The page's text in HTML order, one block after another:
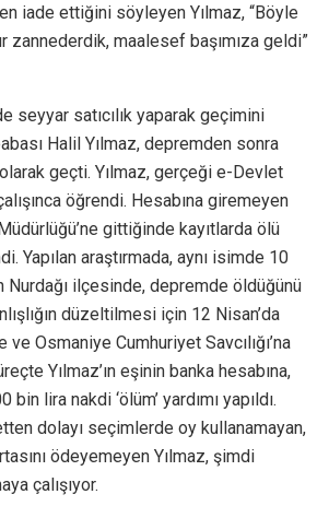
iade ettiğini söyleyen Yılmaz, “Böyle
maalesef başımıza geldi”
seyyar satıcılık yaparak geçimini
Halil Yılmaz, depremden sonra
geçti. Yılmaz, gerçeği e-Devlet
öğrendi. Hesabına giremeyen
gittiğinde kayıtlarda ölü
Yapılan araştırmada, aynı isimde 10
Nurdağı ilçesinde, depremde öldüğünü
düzeltilmesi için 12 Nisan’da
ve Osmaniye Cumhuriyet Savcılığı’na
Yılmaz’ın eşinin banka hesabına,
bin lira nakdi ‘ölüm’ yardımı yapıldı.
dolayı seçimlerde oy kullanamayan,
ödeyemeyen Yılmaz, şimdi
çalışıyor.